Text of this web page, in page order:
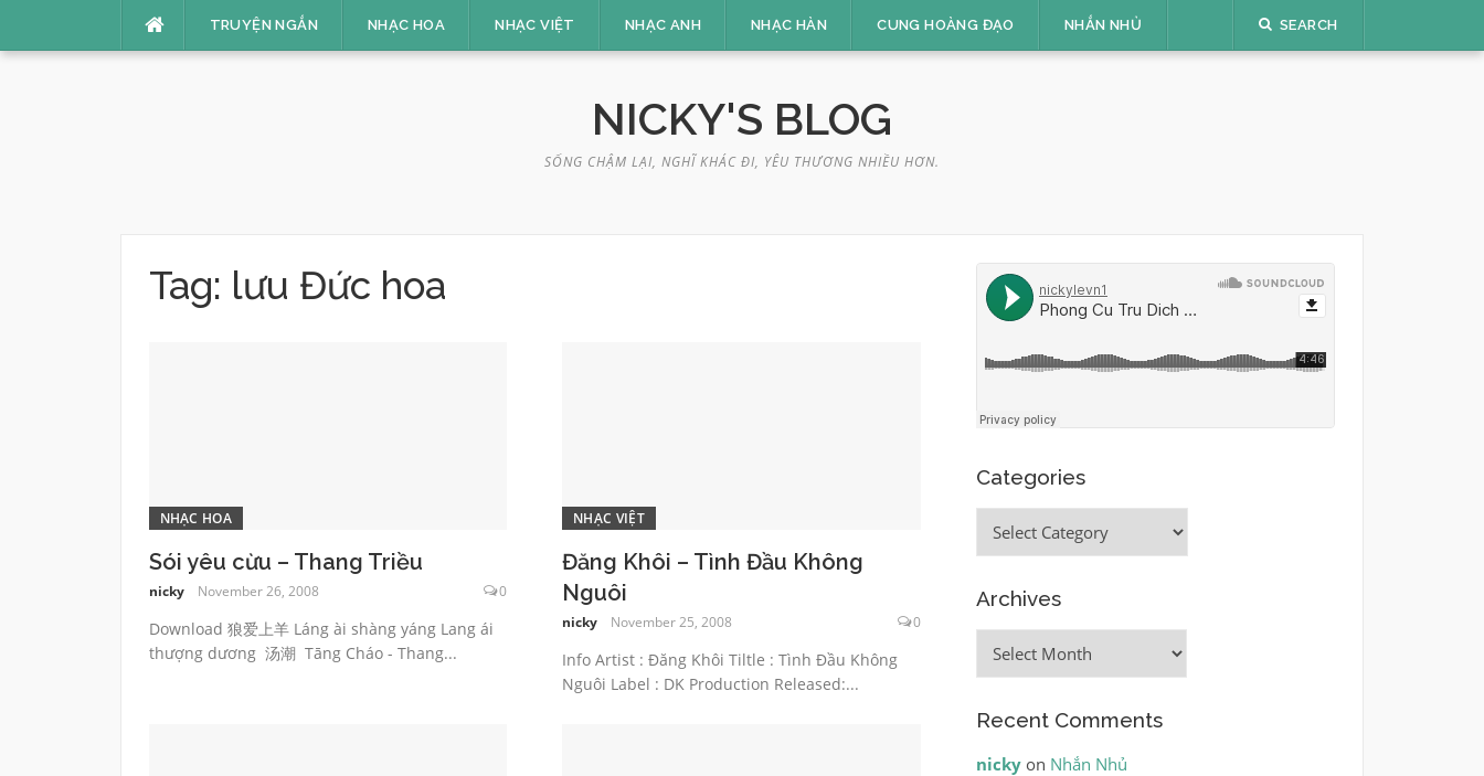
TRUYỆN NGẮN NHẠC HOA NHẠC VIỆT NHẠC ANH NHẠC HÀN CUNG HOÀNG ĐẠO NHẮN NHỦ SEARCH
NICKY'S BLOG
SỐNG CHẬM LẠI, NGHĨ KHÁC ĐI, YÊU THƯƠNG NHIỀU HƠN.
Tag: lưu Đức hoa
NHẠC HOA
Sói yêu cừu – Thang Triều
nicky November 26, 2008 0
Download 狼爱上羊 Láng ài shàng yáng Lang ái
thượng dương 汤潮 Tāng Cháo - Thang...
NHẠC VIỆT
Đăng Khôi – Tình Đầu Không
Nguôi
nicky November 25, 2008 0
Info Artist : Đăng Khôi Tiltle : Tình Đầu Không
Nguôi Label : DK Production Released:...
Categories
Categories
Archives
Archives
Recent Comments
nickyon Nhắn Nhủ